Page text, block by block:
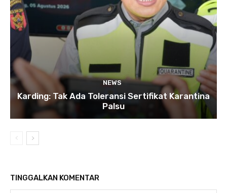
NEWS
Karding: Tak Ada Toleransi Sertifikat Karantina
Palsu
TINGGALKAN KOMENTAR